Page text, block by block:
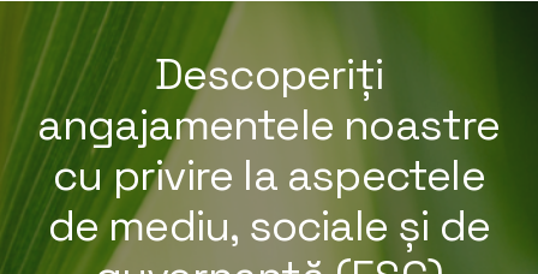
Descoperiți
angajamentele noastre
cu privire la aspectele
de mediu, sociale și de